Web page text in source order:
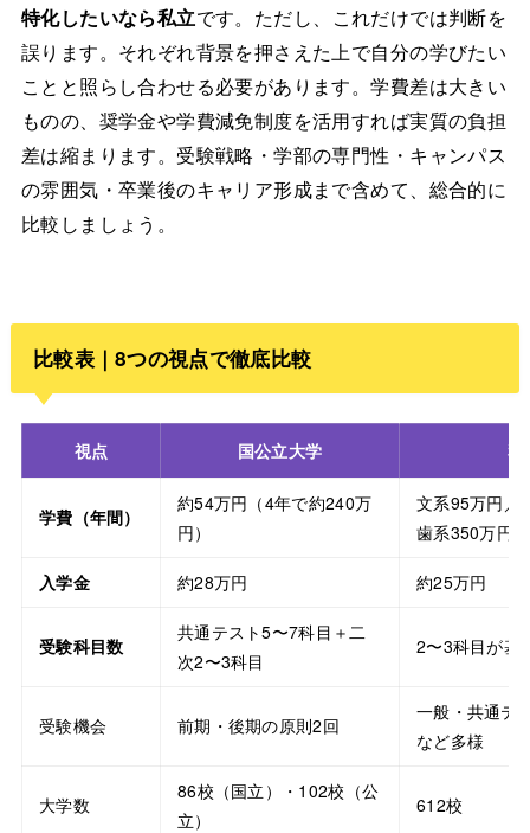
特化したいなら私立です。ただし、これだけでは判断を
誤ります。それぞれ背景を押さえた上で自分の学びたい
ことと照らし合わせる必要があります。学費差は大きい
ものの、奨学金や学費減免制度を活用すれば実質の負担
差は縮まります。受験戦略・学部の専門性・キャンパス
の雰囲気・卒業後のキャリア形成まで含めて、総合的に
比較しましょう。
比較表｜8つの視点で徹底比較
視点 国公立大学 私
学費（年間）
約54万円（4年で約240万
円）
文系95万円／
歯系350万円
入学金 約28万円 約25万円
受験科目数
共通テスト5〜7科目＋二
次2〜3科目
2〜3科目が基
受験機会 前期・後期の原則2回
一般・共通テ
など多様
大学数
86校（国立）・102校（公
立）
612校